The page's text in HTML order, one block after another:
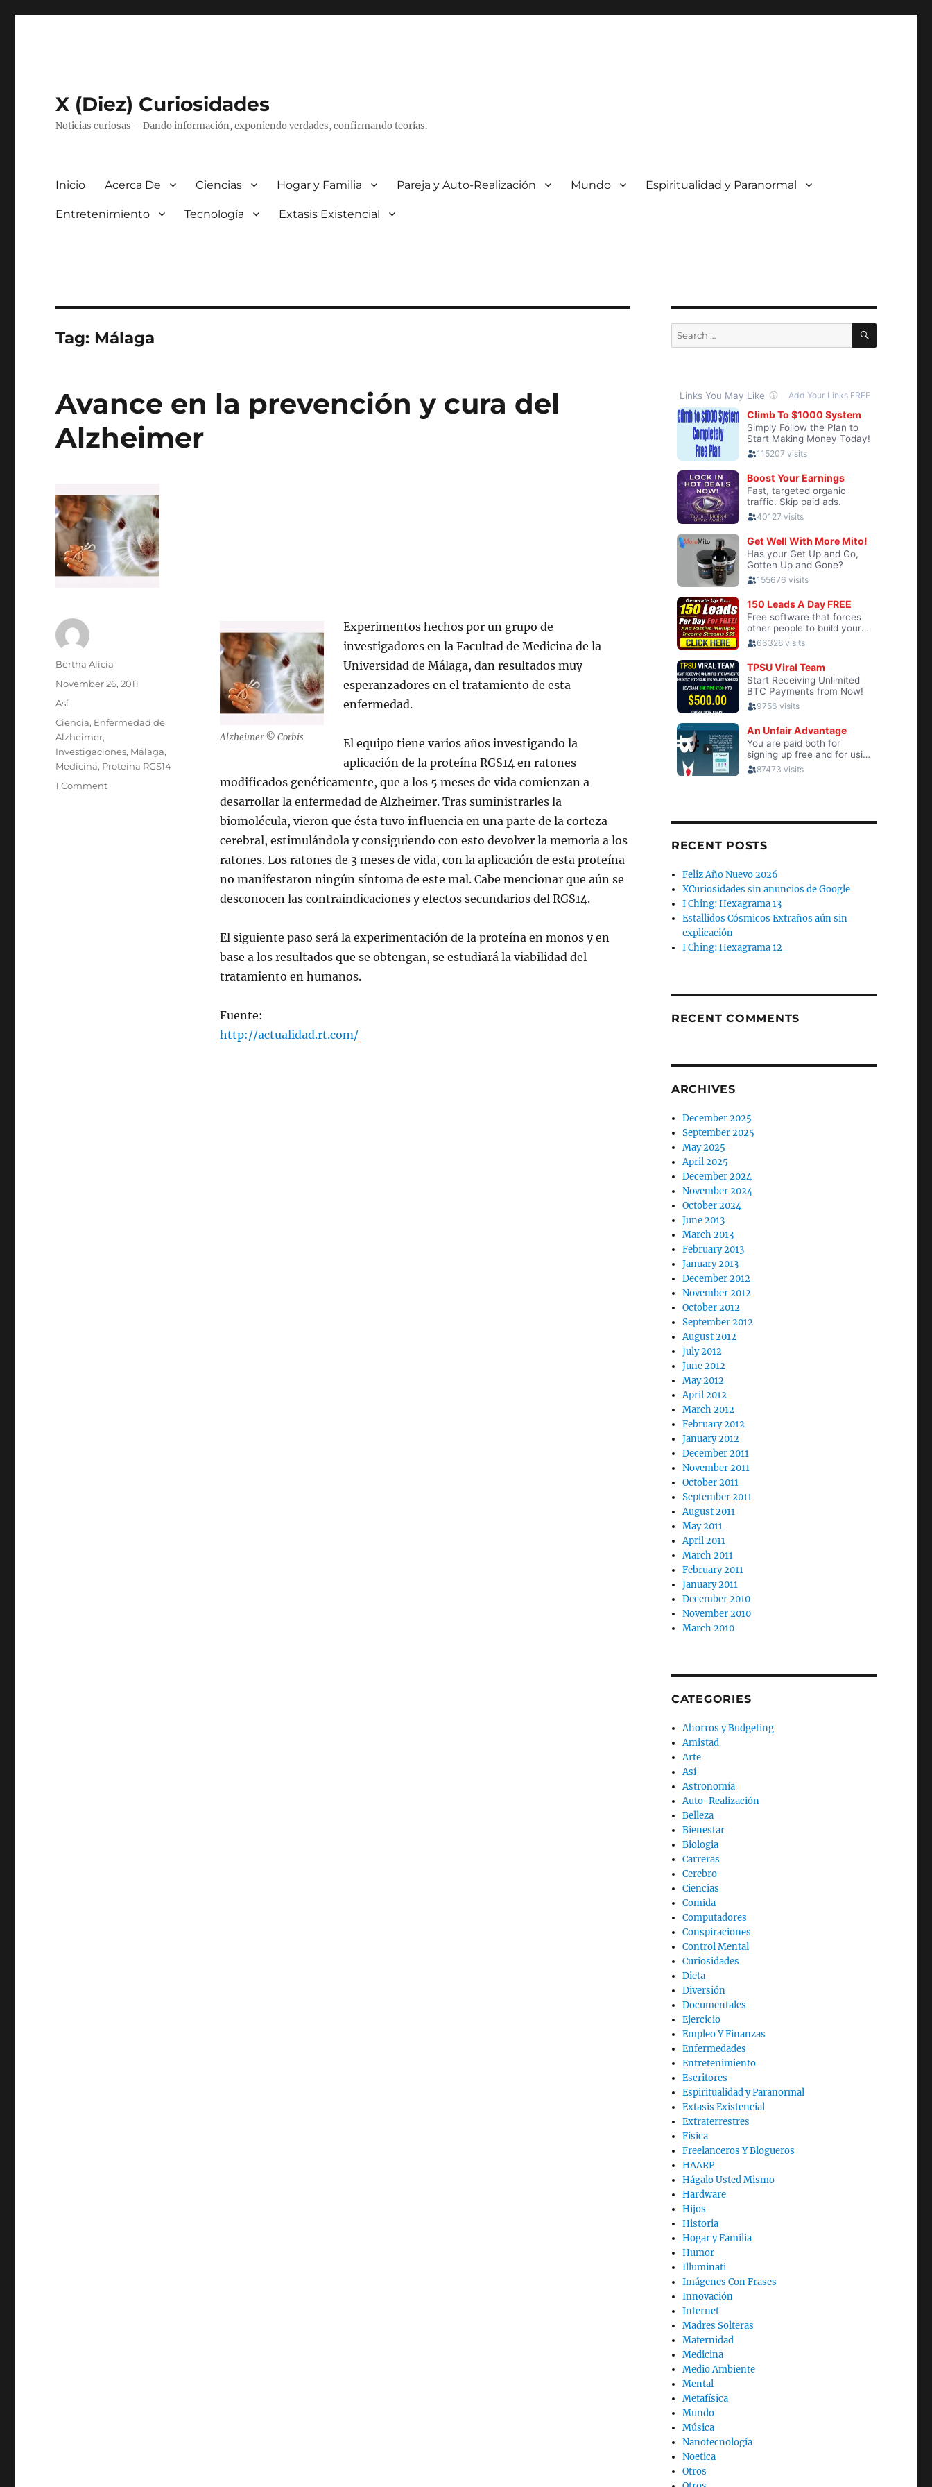
X (Diez) Curiosidades
Noticias curiosas – Dando información, exponiendo verdades, confirmando teorías.
Inicio Acerca De Ciencias Hogar y Familia Pareja y Auto-Realización Mundo Espiritualidad y Paranormal
Entretenimiento Tecnología Extasis Existencial
Tag: Málaga
Avance en la prevención y cura del
Alzheimer
Alzheimer © Corbis
Experimentos hechos por un grupo de
investigadores en la Facultad de Medicina de la
Universidad de Málaga, dan resultados muy
esperanzadores en el tratamiento de esta
enfermedad.
El equipo tiene varios años investigando la
aplicación de la proteína RGS14 en ratones
modificados genéticamente, que a los 5 meses de vida comienzan a
desarrollar la enfermedad de Alzheimer. Tras suministrarles la
biomolécula, vieron que ésta tuvo influencia en una parte de la corteza
cerebral, estimulándola y consiguiendo con esto devolver la memoria a los
ratones. Los ratones de 3 meses de vida, con la aplicación de esta proteína
no manifestaron ningún síntoma de este mal. Cabe mencionar que aún se
desconocen las contraindicaciones y efectos secundarios del RGS14.
El siguiente paso será la experimentación de la proteína en monos y en
base a los resultados que se obtengan, se estudiará la viabilidad del
tratamiento en humanos.
Fuente:
http://actualidad.rt.com/
Author
Bertha Alicia
Posted
November 26, 2011
Categories
Así
Tags
Ciencia, Enfermedad de
Alzheimer,
Investigaciones, Málaga,
Medicina, Proteína RGS14
1 Commenton
Search
for:
SEARCH
RECENT POSTS
Feliz Año Nuevo 2026
XCuriosidades sin anuncios de Google
I Ching: Hexagrama 13
Estallidos Cósmicos Extraños aún sin
explicación
I Ching: Hexagrama 12
RECENT COMMENTS
ARCHIVES
December 2025
September 2025
May 2025
April 2025
December 2024
November 2024
October 2024
June 2013
March 2013
February 2013
January 2013
December 2012
November 2012
October 2012
September 2012
August 2012
July 2012
June 2012
May 2012
April 2012
March 2012
February 2012
January 2012
December 2011
November 2011
October 2011
September 2011
August 2011
May 2011
April 2011
March 2011
February 2011
January 2011
December 2010
November 2010
March 2010
CATEGORIES
Ahorros y Budgeting
Amistad
Arte
Así
Astronomía
Auto-Realización
Belleza
Bienestar
Biologia
Carreras
Cerebro
Ciencias
Comida
Computadores
Conspiraciones
Control Mental
Curiosidades
Dieta
Diversión
Documentales
Ejercicio
Empleo Y Finanzas
Enfermedades
Entretenimiento
Escritores
Espiritualidad y Paranormal
Extasis Existencial
Extraterrestres
Física
Freelanceros Y Blogueros
HAARP
Hágalo Usted Mismo
Hardware
Hijos
Historia
Hogar y Familia
Humor
Illuminati
Imágenes Con Frases
Innovación
Internet
Madres Solteras
Maternidad
Medicina
Medio Ambiente
Mental
Metafísica
Mundo
Música
Nanotecnología
Noetica
Otros